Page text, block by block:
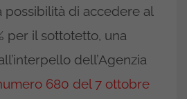
possibilità di accedere al
per il sottotetto, una
dell’Agenzia
680 del 7 ottobre